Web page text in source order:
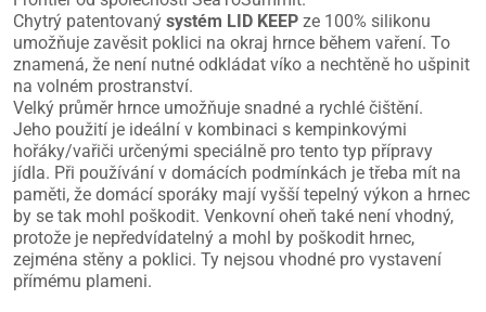
Chytrý patentovaný systém LID KEEP ze 100% silikonu
umožňuje zavěsit poklici na okraj hrnce během vaření. To
znamená, že není nutné odkládat víko a nechtěně ho ušpinit
na volném prostranství.
Velký průměr hrnce umožňuje snadné a rychlé čištění.
Jeho použití je ideální v kombinaci s kempinkovými
hořáky/vařiči určenými speciálně pro tento typ přípravy
jídla. Při používání v domácích podmínkách je třeba mít na
paměti, že domácí sporáky mají vyšší tepelný výkon a hrnec
by se tak mohl poškodit. Venkovní oheň také není vhodný,
protože je nepředvídatelný a mohl by poškodit hrnec,
zejména stěny a poklici. Ty nejsou vhodné pro vystavení
přímému plameni.